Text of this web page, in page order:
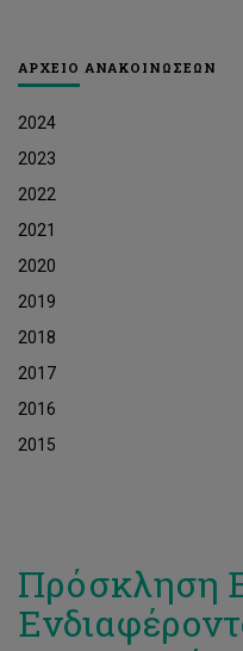
ΑΡΧΕΙΟ ΑΝΑΚΟΙΝΩΣΕΩΝ
2024
2023
2022
2021
2020
2019
2018
2017
2016
2015
Πρόσκληση